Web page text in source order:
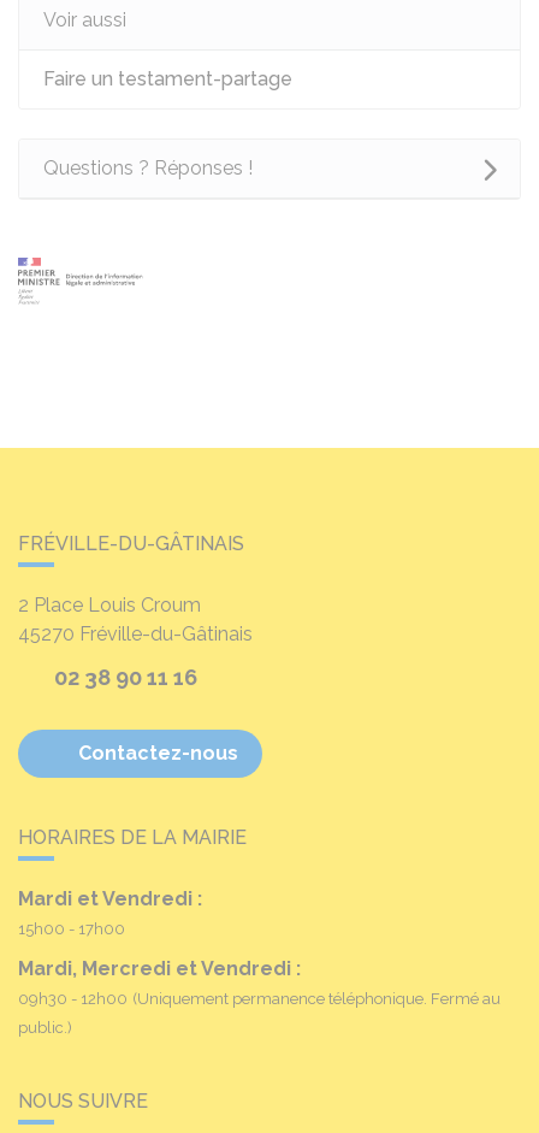
Voir aussi
Faire un testament-partage
Questions ? Réponses !
FRÉVILLE-DU-GÂTINAIS
2 Place Louis Croum
45270 Fréville-du-Gâtinais
02 38 90 11 16
Contactez-nous
HORAIRES DE LA MAIRIE
Mardi et Vendredi :
15h00 - 17h00
Mardi, Mercredi et Vendredi :
09h30 - 12h00 (Uniquement permanence téléphonique. Fermé au
public.)
NOUS SUIVRE